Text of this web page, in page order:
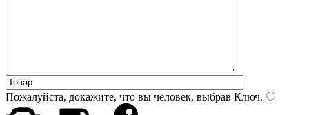
Пожалуйста, докажите, что вы человек, выбрав Ключ.